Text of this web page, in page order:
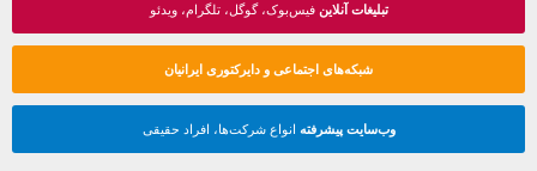
تبلیغات آنلاینفیس‌بوک، گوگل، تلگرام، ویدئو
شبکه‌های اجتماعی و دایرکتوری ایرانیان
وب‌سایت پیشرفته انواع شرکت‌ها، افراد حقیقی